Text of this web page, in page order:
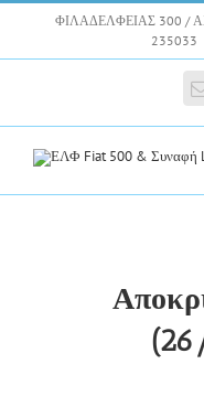
Skip
ΦΙΛΑΔΕΛΦΕΙΑΣ 300 /
235033